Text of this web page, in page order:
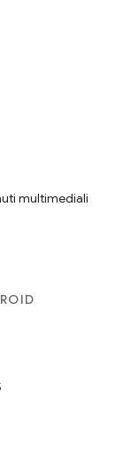
multimediali